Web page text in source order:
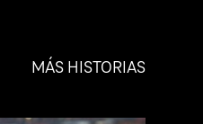
MÁS HISTORIAS